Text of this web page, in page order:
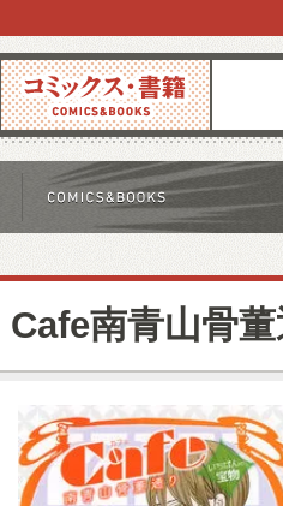
コミックス 雑誌
Cafe南青山骨